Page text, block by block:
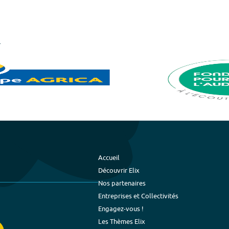
Accueil
Découvrir Elix
Nos partenaires
Entreprises et Collectivités
Engagez-vous !
Les Thèmes Elix